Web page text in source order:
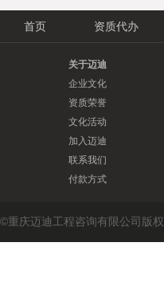
首页 资质代办
关于迈迪
企业文化
资质荣誉
文化活动
加入迈迪
联系我们
付款方式
©重庆迈迪工程咨询有限公司